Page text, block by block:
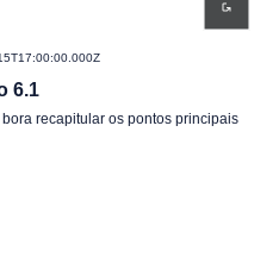
6.1
recapitular os pontos principais